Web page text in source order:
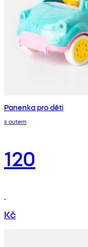
Panenka pro děti
s autem
120
Kč